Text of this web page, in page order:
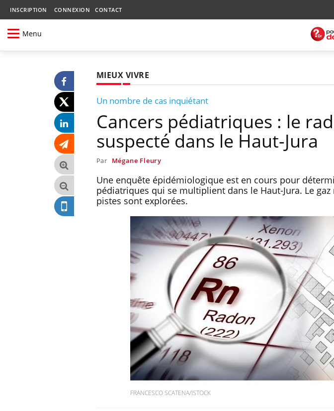
INSCRIPTION CONNEXION CONTACT
Menu
MIEUX VIVRE
Un nombre de cas inquiétant
Cancers pédiatriques : le
suspecté dans le Haut-Jura
Par Mégane Fleury
Une enquête épidémiologique est en cours pour
pédiatriques qui se multiplient dans le Haut-Jura. Le
pistes sont explorées.
FRANCESCO SCATENA/ISTOCK
Bébés, jeunes
quelle trousse à
pour les vacances ?
Syndrome
quels sont les
exercices physiques